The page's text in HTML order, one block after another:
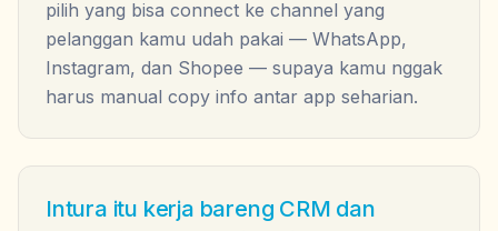
pilih yang bisa connect ke channel yang
pelanggan kamu udah pakai — WhatsApp,
Instagram, dan Shopee — supaya kamu nggak
harus manual copy info antar app seharian.
Intura itu kerja bareng CRM dan